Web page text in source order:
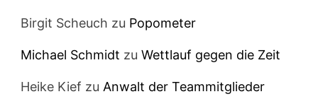
Birgit Scheuch zu Popometer
Michael Schmidt zuWettlauf gegen die Zeit
Heike Kief zuAnwalt der Teammitglieder